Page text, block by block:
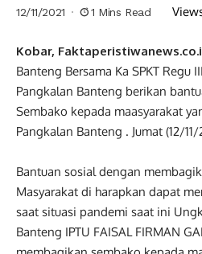
12/11/2021 1 Mins Read
Kobar,
Banteng Bersama Ka SPKT Regu
Pangkalan Banteng berikan
Sembako kepada maasyarakat
Pangkalan Banteng . Jumat (12/11/
Bantuan sosial dengan
Masyarakat di harapkan dapat
saat situasi pandemi saat ini
Banteng IPTU FAISAL FIRMAN